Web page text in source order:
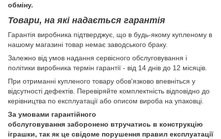
обміну.
Товари, на які надається гарантія
Гарантія виробника підтверджує, що в будь-якому купленому в
нашому магазині товар немає заводського браку.
Залежно від умов надання сервісного обслуговування і
політики виробника термін гарантії - від 14 днів до 12 місяців.
При отриманні купленого товару обов'язково впевніться у
відсутності дефектів. Перевіряйте комплектність відповідно до
керівництва по експлуатації або описом вироба на упаковці.
За умовами гарантійного
обслуговування заборонено втручатись в конструкцію
іграшки, так як це свідоме порушення правил експлуатації